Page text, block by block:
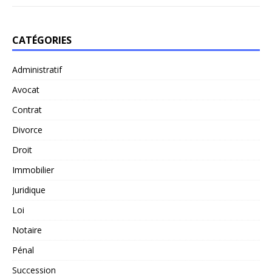
CATÉGORIES
Administratif
Avocat
Contrat
Divorce
Droit
Immobilier
Juridique
Loi
Notaire
Pénal
Succession